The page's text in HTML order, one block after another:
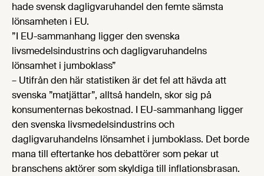
hade svensk dagligvaruhandel den femte sämsta
lönsamheten i EU.
”I EU-sammanhang ligger den svenska
livsmedelsindustrins och dagligvaruhandelns
lönsamhet i jumboklass”
– Utifrån den här statistiken är det fel att hävda att
svenska ”matjättar”, alltså handeln, skor sig på
konsumenternas bekostnad. I EU-sammanhang ligger
den svenska livsmedelsindustrins och
dagligvaruhandelns lönsamhet i jumboklass. Det borde
mana till eftertanke hos debattörer som pekar ut
branschens aktörer som skyldiga till inflationsbrasan.